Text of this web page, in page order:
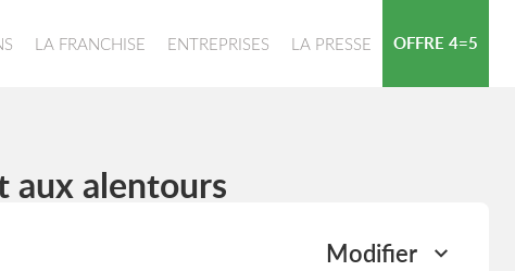
LA FRANCHISE ENTREPRISES LA PRESSE OFFRE 4=5
aux alentours
Modifier